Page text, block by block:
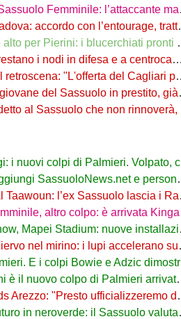
l’attaccante maliana a parametro zero dal PSG
con l’entourage, trattativa con il Sassuolo in corso
i blucerchiati pronti a riprovarci a fine calciomercato
in difesa e a centrocampo. Occhio alle uscite
"L'offerta del Cagliari per Adzic era più alta"
Sassuolo in prestito, già in campo a Rigutino
che non rinnoverà, viola in agguato
colpi di Palmieri. Volpato, caso rientrato
e personalizza le tue notizie
Sassuolo lascia i Rangers e riparte dall’Arabia Saudita
altro colpo: è arrivata Kinga Wyrwas!
Stadium: nuove installazioni all’esterno
i lupi accelerano sul mercato dal Sassuolo
E i colpi Bowie e Adzic dimostrano il perché
di Palmieri arrivato dalla Juve. Ruolo e Fantacalcio
ufficializzeremo due arrivi dai neroverdi"
il Sassuolo valuta il rinnovo oltre il 2028